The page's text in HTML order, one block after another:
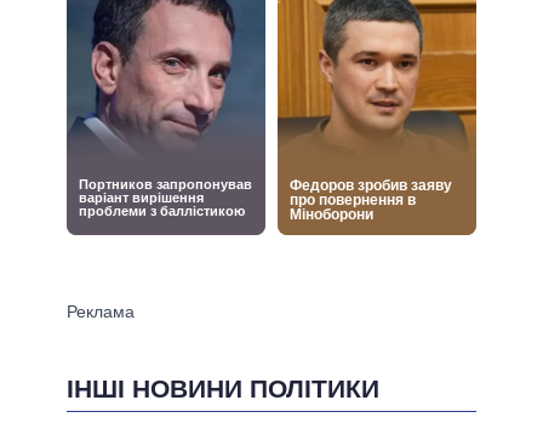
ІНШІ НОВИНИ ПОЛІТИКИ